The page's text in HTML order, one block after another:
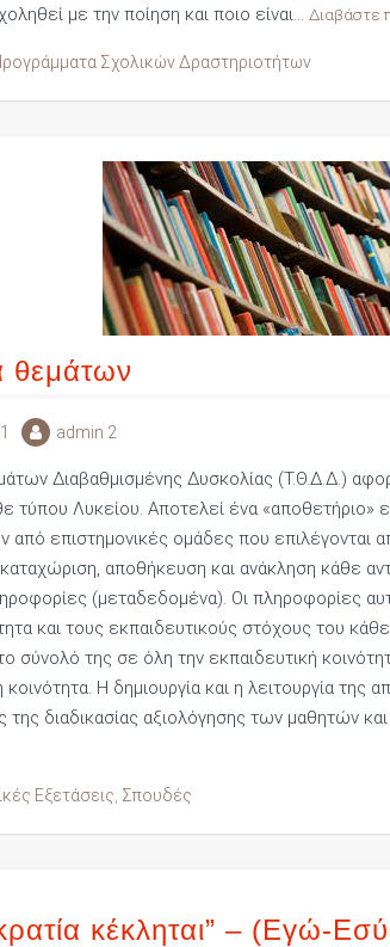
με την ποίηση και ποιο είναι… Διαβάστε
Σχολικών Δραστηριοτήτων
θεμάτων
admin 2
Διαβαθμισμένης Δυσκολίας (Τ.Θ.Δ.Δ.)
τύπου Λυκείου. Αποτελεί ένα «αποθετήριο»
από επιστημονικές ομάδες που επιλέγονται
αποθήκευση και ανάκληση κάθε
(μεταδεδομένα). Οι πληροφορίες
και τους εκπαιδευτικούς στόχους του
σύνολό της σε όλη την εκπαιδευτική
Η δημιουργία και η λειτουργία της
της διαδικασίας αξιολόγησης των μαθητών
Εξετάσεις Σπουδές
κέκληται” – (Εγώ-